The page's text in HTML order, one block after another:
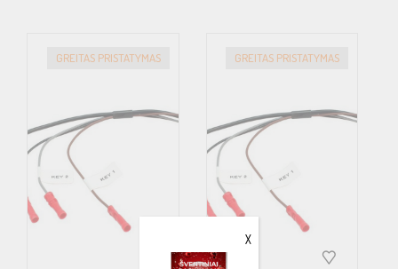
GREITAS PRISTATYMAS GREITAS PRISTATYMAS
X